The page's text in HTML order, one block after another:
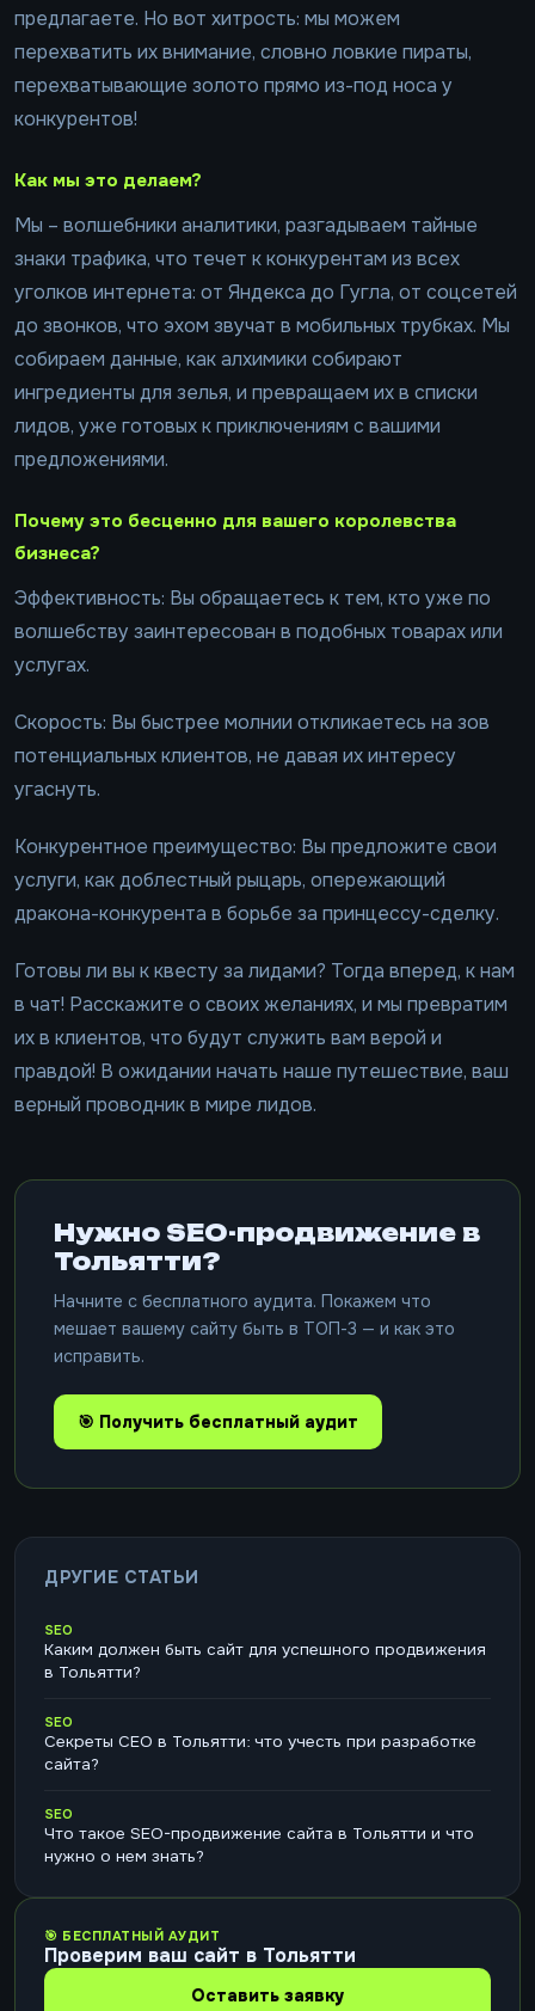
предлагаете. Но вот хитрость: мы можем
перехватить их внимание, словно ловкие пираты,
перехватывающие золото прямо из-под носа у
конкурентов!
Как мы это делаем?
Мы – волшебники аналитики, разгадываем тайные
знаки трафика, что течет к конкурентам из всех
уголков интернета: от Яндекса до Гугла, от соцсетей
до звонков, что эхом звучат в мобильных трубках. Мы
собираем данные, как алхимики собирают
ингредиенты для зелья, и превращаем их в списки
лидов, уже готовых к приключениям с вашими
предложениями.
Почему это бесценно для вашего королевства
бизнеса?
Эффективность: Вы обращаетесь к тем, кто уже по
волшебству заинтересован в подобных товарах или
услугах.
Скорость: Вы быстрее молнии откликаетесь на зов
потенциальных клиентов, не давая их интересу
угаснуть.
Конкурентное преимущество: Вы предложите свои
услуги, как доблестный рыцарь, опережающий
дракона-конкурента в борьбе за принцессу-сделку.
Готовы ли вы к квесту за лидами? Тогда вперед, к нам
в чат! Расскажите о своих желаниях, и мы превратим
их в клиентов, что будут служить вам верой и
правдой! В ожидании начать наше путешествие, ваш
верный проводник в мире лидов.
Нужно SEO-продвижение в
Тольятти?
Начните с бесплатного аудита. Покажем что
мешает вашему сайту быть в ТОП-3 — и как это
исправить.
🎯 Получить бесплатный аудит
ДРУГИЕ СТАТЬИ
SEO
Каким должен быть сайт для успешного продвижения
в Тольятти?
SEO
Секреты СЕО в Тольятти: что учесть при разработке
сайта?
SEO
Что такое SEO-продвижение сайта в Тольятти и что
нужно о нем знать?
🎯 БЕСПЛАТНЫЙ АУДИТ
Проверим ваш сайт в Тольятти
Оставить заявку